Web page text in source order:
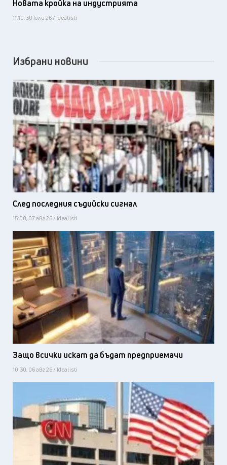
Новата кройка на индустрията
11:10, 30 юли 26 / Idealisti
Избрани новини
След последния съдийски сигнал
15:00, 07 авг 26 / Idealisti
Защо всички искат да бъдат предприемачи
10:30, 06 авг 26 / Idealisti